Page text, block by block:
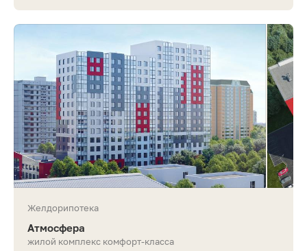
Желдорипотека
Атмосфера
жилой комплекс комфорт-класса